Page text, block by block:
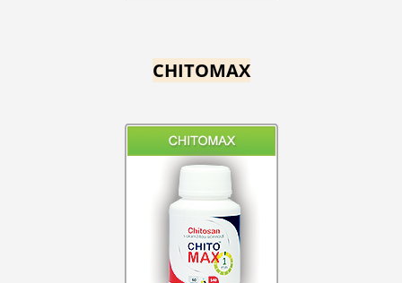
CHITOMAX